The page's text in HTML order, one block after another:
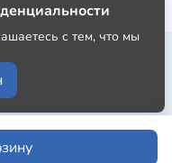
с тем, что мы